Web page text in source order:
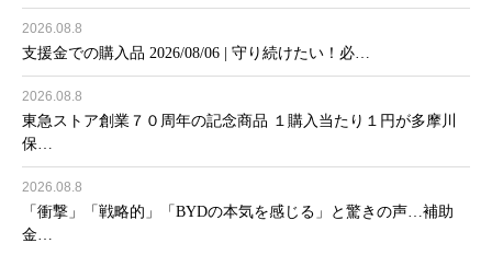
2026.08.8
支援金での購入品 2026/08/06 | 守り続けたい！必…
2026.08.8
東急ストア創業７０周年の記念商品 １購入当たり１円が多摩川
保…
2026.08.8
「衝撃」「戦略的」「BYDの本気を感じる」と驚きの声…補助
金…